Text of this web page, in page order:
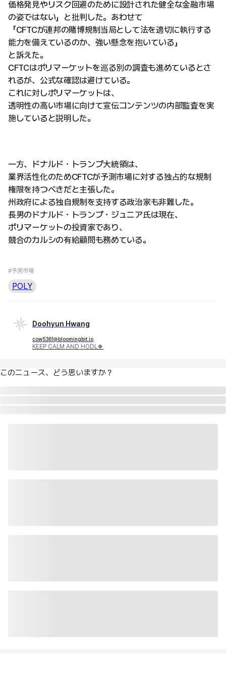
価格発見やリスク回避のために設計された健全な金融市場
の姿ではない」と批判した。あわせて
「CFTCが連邦の賭博規制当局として法を適切に執行する
能力を備えているのか、強い懸念を抱いている」
と訴えた。
CFTCはポリマーケットを巡る別の調査も進めているとさ
れるが、公式な確認は避けている。
これに対しポリマーケットは、
透明性の高い市場に向けて宣伝コンテンツの内部監査を実
施していると説明した。
一方、ドナルド・トランプ大統領は、
業界活性化のためCFTCが予測市場に対する独占的な規制
権限を持つべきだと主張した。
州政府による独自規制を支持する政治家も非難した。
長男のドナルド・トランプ・ジュニア氏は現在、
ポリマーケットの投資家であり、
競合のカルシの有給顧問も務めている。
#予測市場
POLY
Doohyun Hwang
cow5361@bloomingbit.io
KEEP CALM AND HODL🍀
このニュース、どう思いますか？